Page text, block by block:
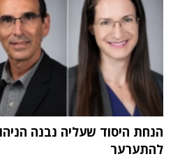
הנחת היסוד שעליה נבנה
להתערער